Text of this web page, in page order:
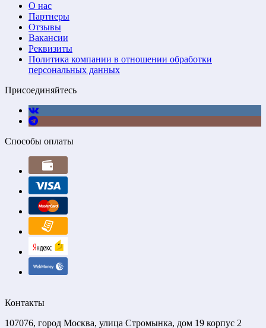
О нас
Партнеры
Отзывы
Вакансии
Реквизиты
Политика компании в отношении обработки
персональных данных
Присоединяйтесь
Способы оплаты
Контакты
107076, город Москва, улица Стромынка, дом 19 корпус 2